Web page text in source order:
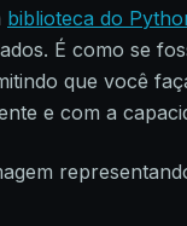
biblioteca do
É como se
que você
e com a